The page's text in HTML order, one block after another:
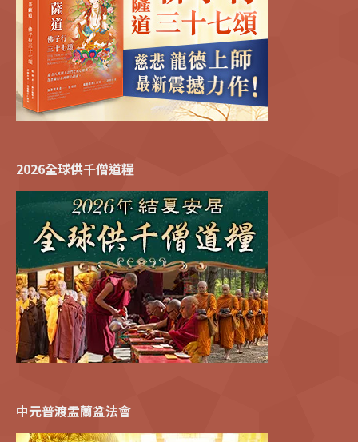
2026全球供千僧道糧
中元普渡盂蘭盆法會